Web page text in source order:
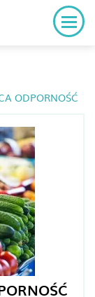
ODPORNOŚĆ